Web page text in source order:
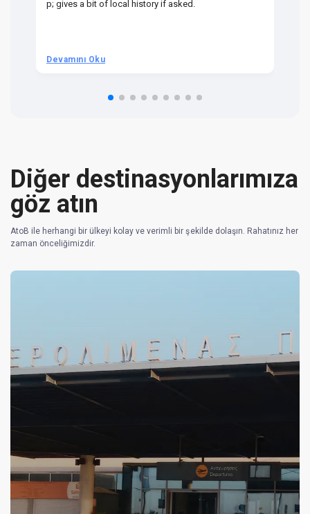
p; gives a bit of local history if asked.
Devamını Oku
Diğer destinasyonlarımıza
göz atın
AtoB ile herhangi bir ülkeyi kolay ve verimli bir şekilde dolaşın. Rahatınız her
zaman önceliğimizdir.